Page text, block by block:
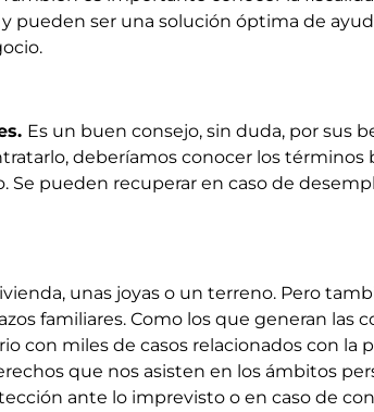
pueden ser una solución óptima de
Es un buen consejo, sin duda, por sus
deberíamos conocer los términos
pueden recuperar en caso de
unas joyas o un terreno. Pero
familiares. Como los que generan las
con miles de casos relacionados con la
que nos asisten en los ámbitos
ante lo imprevisto o en caso de